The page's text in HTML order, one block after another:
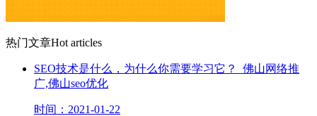
热门文章Hot articles
SEO技术是什么，为什么你需要学习它？_佛山网络推
广,佛山seo优化
时间：2021-01-22